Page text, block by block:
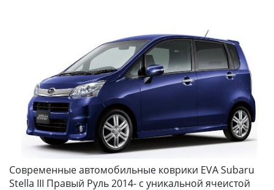
Современные автомобильные коврики EVA Subaru
Stella III Правый Руль 2014- с уникальной ячеистой